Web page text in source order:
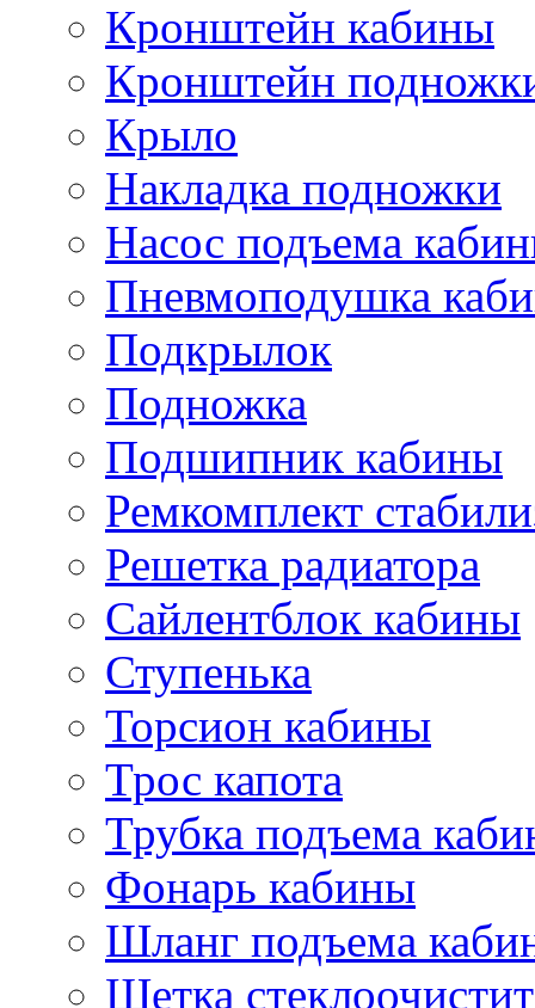
Кронштейн кабины
Кронштейн
Крыло
Накладка подножки
Насос подъема
Пневмоподушка
Подкрылок
Подножка
Подшипник кабины
Ремкомплект
Решетка радиатора
Сайлентблок кабины
Ступенька
Торсион кабины
Трос капота
Трубка подъема
Фонарь кабины
Шланг подъема
Щетка